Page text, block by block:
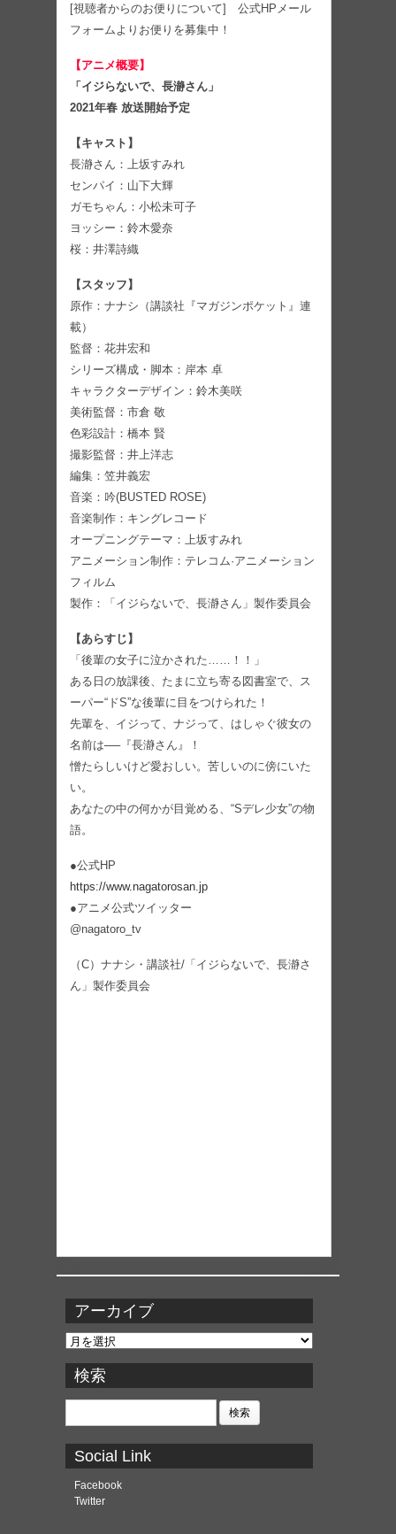
[視聴者からのお便りについて] 公式HPメール
フォームよりお便りを募集中！
【アニメ概要】
「イジらないで、長瀞さん」
2021年春 放送開始予定
【キャスト】
長瀞さん：上坂すみれ
センパイ：山下大輝
ガモちゃん：小松未可子
ヨッシー：鈴木愛奈
桜：井澤詩織
【スタッフ】
原作：ナナシ（講談社『マガジンポケット』連
載）
監督：花井宏和
シリーズ構成・脚本：岸本 卓
キャラクターデザイン：鈴木美咲
美術監督：市倉 敬
色彩設計：橋本 賢
撮影監督：井上洋志
編集：笠井義宏
音楽：吟(BUSTED ROSE)
音楽制作：キングレコード
オープニングテーマ：上坂すみれ
アニメーション制作：テレコム·アニメーション
フィルム
製作：「イジらないで、長瀞さん」製作委員会
【あらすじ】
「後輩の女子に泣かされた……！！」
ある日の放課後、たまに立ち寄る図書室で、ス
ーパー“ドS”な後輩に目をつけられた！
先輩を、イジって、ナジって、はしゃぐ彼女の
名前は──『長瀞さん』！
憎たらしいけど愛おしい。苦しいのに傍にいた
い。
あなたの中の何かが目覚める、“Sデレ少女”の物
語。
●公式HP
https://www.nagatorosan.jp
●アニメ公式ツイッター
@nagatoro_tv
（C）ナナシ・講談社/「イジらないで、長瀞さ
ん」製作委員会
アーカイブ
ア
カ
イ
ブ
検索
検
Social Link
Facebook
Twitter